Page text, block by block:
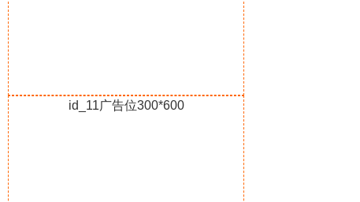
id_11广告位300*600